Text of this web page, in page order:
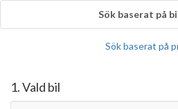
Sök baserat på
Sök baserat på
1. Vald bil